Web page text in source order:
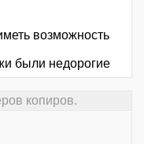
возможность
были недорогие
копиров.